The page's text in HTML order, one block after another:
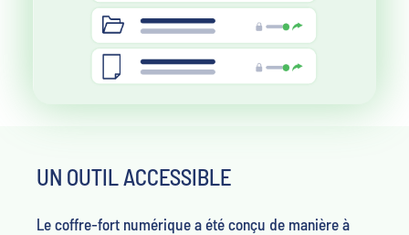
UN OUTIL ACCESSIBLE
Le coffre-fort numérique a été conçu de manière à